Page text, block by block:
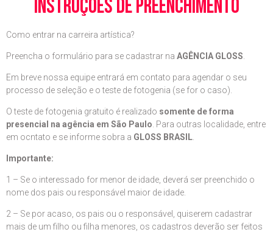
instruções de preenchimento
Como entrar na carreira artística?
Preencha o formulário para se cadastrar na AGÊNCIA GLOSS
Em breve nossa equipe entrará em contato para agendar o seu
processo de seleção e o teste de fotogenia (se for o caso).
O teste de fotogenia gratuito é realizado somente de forma
presencial na agência em São Paulo . Para outras localidade, entre
em ocntato e se informe sobra a GLOSS BRASIL
Importante:
1 – Se o interessado for menor de idade, deverá ser preenchido o
nome dos pais ou responsável maior de idade.
2 – Se por acaso, os pais ou o responsável, quiserem cadastrar
mais de um filho ou filha menores, os cadastros deverão ser feitos